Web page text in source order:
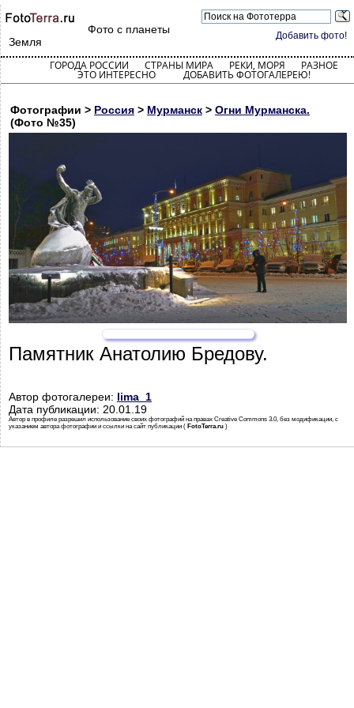
Добавить фото!
Фото с планеты
Земля
ГОРОДА РОССИИ СТРАНЫ МИРА РЕКИ, МОРЯ РАЗНОЕ
ЭТО ИНТЕРЕСНО ДОБАВИТЬ ФОТОГАЛЕРЕЮ!
Фотографии > Россия > Мурманск > Огни Мурманска.
(Фото №35)
Памятник Анатолию Бредову.
Автор фотогалереи: lima_1
Дата публикации: 20.01.19
Автор в профиле разрешил использование своих фотографий на правах Creative Commons 3.0, без модификации, с
указанием автора фотографии и ссылки на сайт публикации ( FotoTerra.ru )